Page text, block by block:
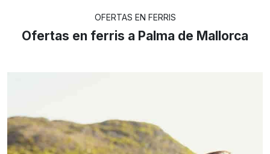
OFERTAS EN FERRIS
Ofertas en ferris a Palma de Mallorca